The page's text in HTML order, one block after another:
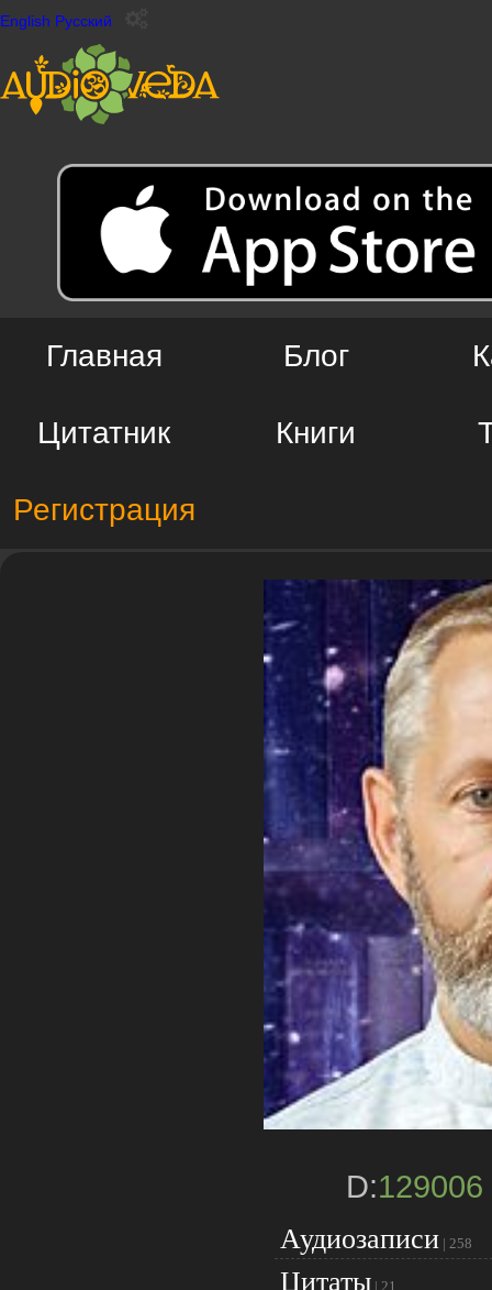
English Русский
Главная Блог
Цитатник Книги
Регистрация
D:129006
Аудиозаписи | 258
Цитаты | 21